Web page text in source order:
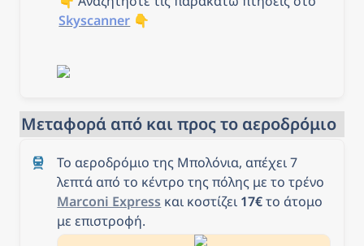
Skyscanner 👇
Μεταφορά από και προς το αεροδρόμιο
Το αεροδρόμιο της Μπολόνια, απέχει 7
Marconi Express και κοστίζει 17€ το άτομο
με επιστροφή.